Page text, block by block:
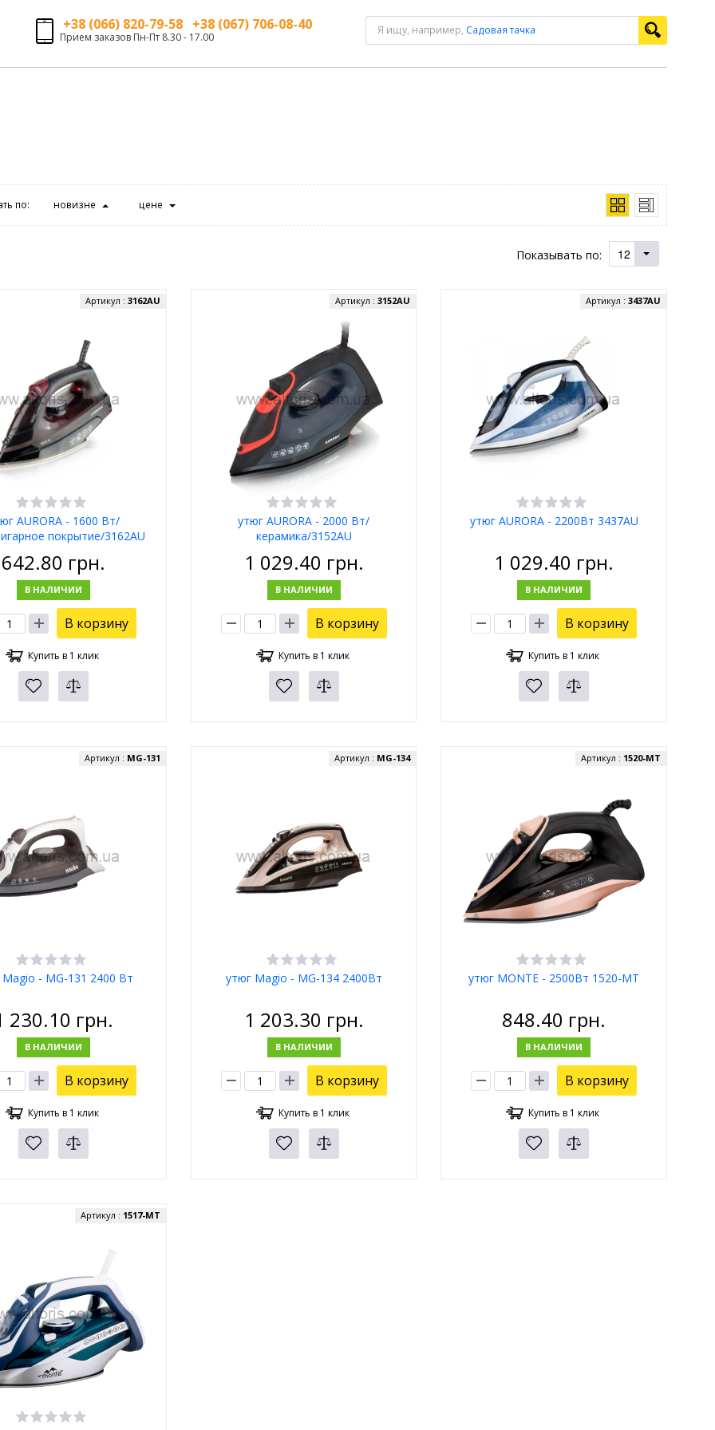
+38 (066) 820-79-58 +38 (067) 706-08-40
Прием заказов Пн-Пт 8.30 - 17.00
Я ищу, например, Садовая тачка
по: новизне цене
Показывать по: 12
AURORA - 1600 Вт/
покрытие/3162AU
Артикул : 3162AU
642.80 грн.
В НАЛИЧИИ
В корзину
Купить в 1 клик
утюг AURORA - 2000 Вт/
керамика/3152AU
Артикул :3152AU
1 029.40 грн.
В НАЛИЧИИ
В корзину
Купить в 1 клик
утюг AURORA - 2200Вт 3437AU
Артикул : 3437AU
1 029.40 грн.
В НАЛИЧИИ
В корзину
Купить в 1 клик
Magio - MG-131 2400 Вт
Артикул : MG-131
230.10 грн.
В НАЛИЧИИ
В корзину
Купить в 1 клик
утюг Magio - МG-134 2400Вт
Артикул : МG-134
1 203.30 грн.
В НАЛИЧИИ
В корзину
Купить в 1 клик
утюг MONTE - 2500Вт 1520-MT
Артикул : 1520-MT
848.40 грн.
В НАЛИЧИИ
В корзину
Купить в 1 клик
Артикул : 1517-MT